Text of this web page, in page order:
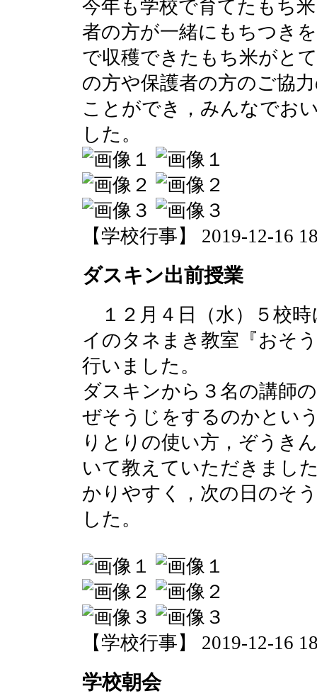
今年も学校で育てたもち
者の方が一緒にもちつき
で収穫できたもち米がと
の方や保護者の方のご協
ことができ，みんなでお
した。
【学校行事】 2019-12-16
ダスキン出前授業
１２月４日（水）５校
イのタネまき教室『おそ
行いました。
ダスキンから３名の講師
ぜそうじをするのかとい
りとりの使い方，ぞうき
いて教えていただきまし
かりやすく，次の日のそ
した。
【学校行事】 2019-12-16
学校朝会